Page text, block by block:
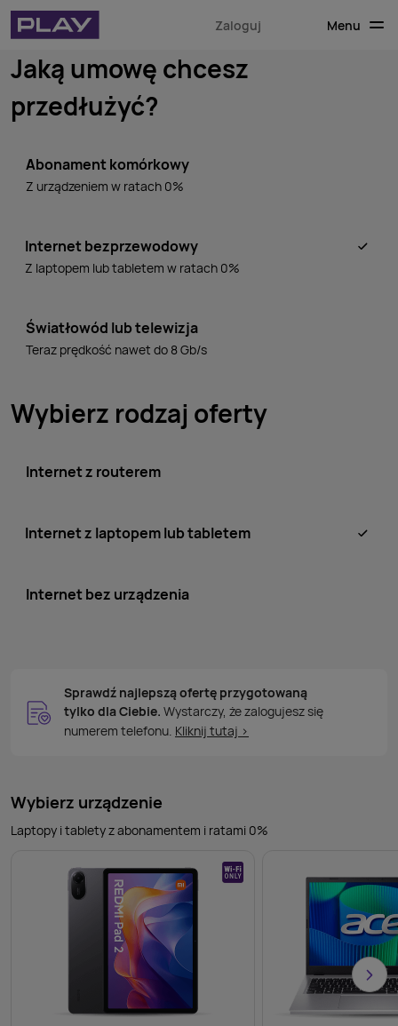
Zaloguj Menu
Jaką umowę chcesz
przedłużyć?
Abonament komórkowy
Z urządzeniem w ratach 0%
Internet bezprzewodowy
Z laptopem lub tabletem w ratach 0%
Światłowód lub telewizja
Teraz prędkość nawet do 8 Gb/s
Wybierz rodzaj oferty
Internet z routerem
Internet z laptopem lub tabletem
Internet bez urządzenia
Sprawdź najlepszą ofertę przygotowaną
tylko dlaCiebie. Wystarczy, żezalogujesz się
numerem telefonu. Kliknij tutaj >
Wybierz urządzenie
Laptopy i tablety z abonamentem i ratami 0%